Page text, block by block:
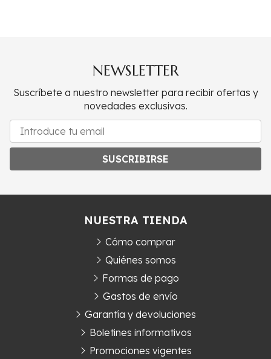
NEWSLETTER
Suscríbete a nuestro newsletter para recibir ofertas y
novedades exclusivas.
SUSCRIBIRSE
NUESTRA TIENDA
Cómo comprar
Quiénes somos
Formas de pago
Gastos de envío
Garantía y devoluciones
Boletines informativos
Promociones vigentes